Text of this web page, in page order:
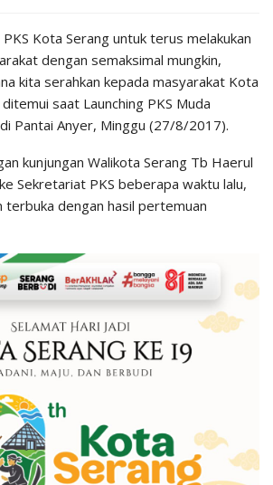
Kota Serang untuk terus melakukan
dengan semaksimal mungkin,
kita serahkan kepada masyarakat Kota
saat Launching PKS Muda
Pantai Anyer, Minggu (27/8/2017).
kunjungan Walikota Serang Tb Haerul
Sekretariat PKS beberapa waktu lalu,
terbuka dengan hasil pertemuan